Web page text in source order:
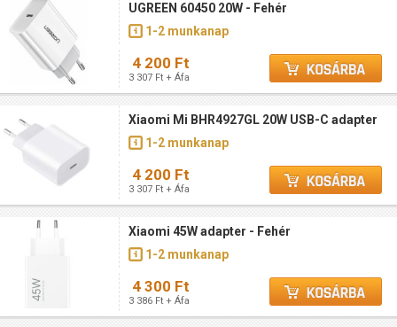
UGREEN 60450 20W - Fehér
1-2 munkanap
4 200 Ft
3 307 Ft + Áfa
Xiaomi Mi BHR4927GL 20W USB-C adapter
1-2 munkanap
4 200 Ft
3 307 Ft + Áfa
Xiaomi 45W adapter - Fehér
1-2 munkanap
4 300 Ft
3 386 Ft + Áfa